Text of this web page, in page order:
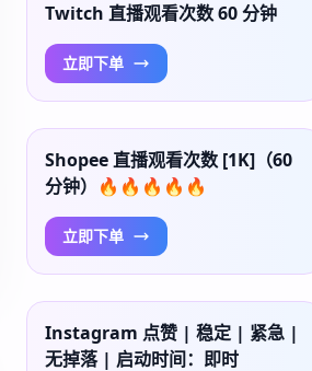
Twitch 直播观看次数 60 分钟
立即下单
Shopee 直播观看次数 [1K]（60
分钟）🔥🔥🔥🔥🔥
立即下单
Instagram 点赞 | 稳定 | 紧急 |
无掉落 | 启动时间：即时